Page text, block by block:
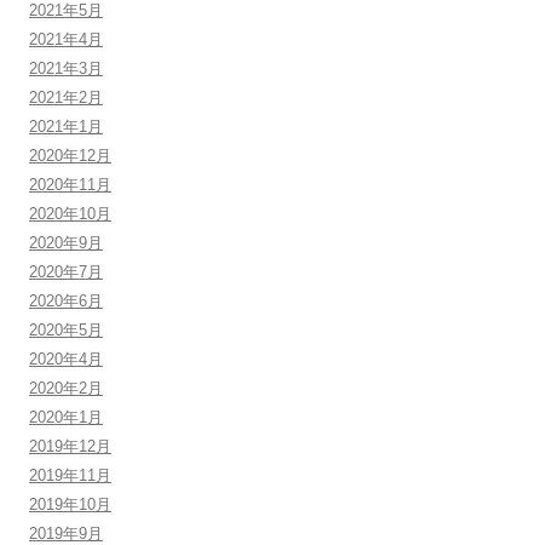
2021年5月
2021年4月
2021年3月
2021年2月
2021年1月
2020年12月
2020年11月
2020年10月
2020年9月
2020年7月
2020年6月
2020年5月
2020年4月
2020年2月
2020年1月
2019年12月
2019年11月
2019年10月
2019年9月